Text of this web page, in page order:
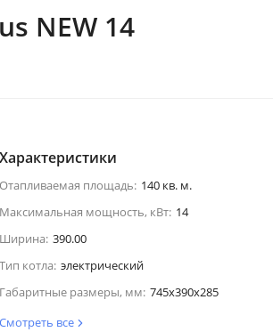
NEW 14
Характеристики
Отапливаемая площадь: 140 кв. м.
Максимальная мощность, кВт: 14
Ширина: 390.00
Тип котла: электрический
Габаритные размеры, мм: 745х390х285
Смотреть все